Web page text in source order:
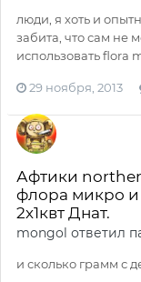
люди, я хоть и
забита, что сам не
использовать flora
29 ноября, 2013
Афтики
флора микро и
2х1квт Днат.
mongol ответил
и сколько грамм с